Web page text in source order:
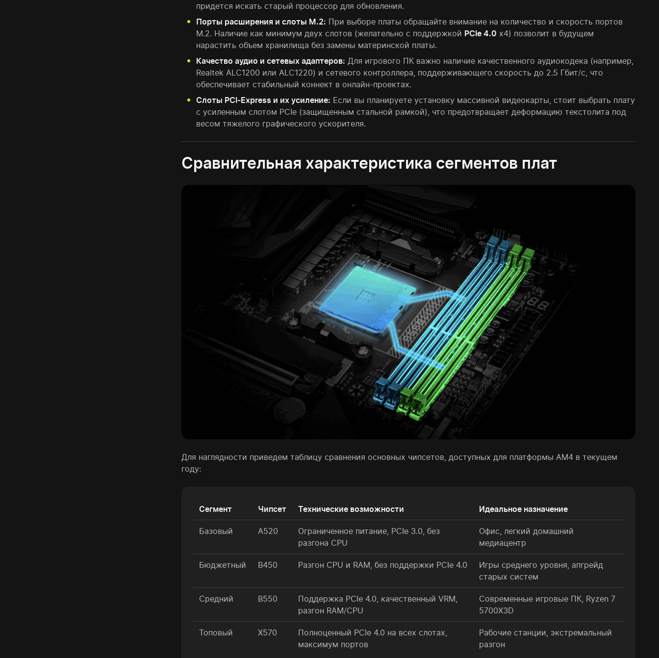
придется искать старый процессор для обновления.
Порты расширения и слоты M.2: При выборе платы обращайте внимание на количество и скорость портов
M.2. Наличие как минимум двух слотов (желательно с поддержкой PCIe 4.0 x4) позволит в будущем
нарастить объем хранилища без замены материнской платы.
Качество аудио и сетевых адаптеров: Для игрового ПК важно наличие качественного аудиокодека (например,
Realtek ALC1200 или ALC1220) и сетевого контроллера, поддерживающего скорость до 2.5 Гбит/с, что
обеспечивает стабильный коннект в онлайн-проектах.
Слоты PCI-Express и их усиление: Если вы планируете установку массивной видеокарты, стоит выбрать плату
с усиленным слотом PCIe (защищенным стальной рамкой), что предотвращает деформацию текстолита под
весом тяжелого графического ускорителя.
Сравнительная характеристика сегментов плат
Для наглядности приведем таблицу сравнения основных чипсетов, доступных для платформы AM4 в текущем
году:
Сегмент Чипсет Технические возможности Идеальное назначение
Базовый A520
Ограниченное питание, PCIe 3.0, без
разгона CPU
Офис, легкий домашний
медиацентр
Бюджетный B450 Разгон CPU и RAM, без поддержки PCIe 4.0
Игры среднего уровня, апгрейд
старых систем
Средний B550
Поддержка PCIe 4.0, качественный VRM,
разгон RAM/CPU
Современные игровые ПК, Ryzen 7
5700X3D
Топовый X570
Полноценный PCIe 4.0 на всех слотах,
максимум портов
Рабочие станции, экстремальный
разгон